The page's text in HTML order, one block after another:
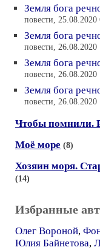
Земля бога
повести, 25.08.2020
Земля бога
повести, 26.08.2020
Земля бога
повести, 26.08.2020
Земля бога
повести, 26.08.2020
Чтобы помнили.
Моё море (8)
Хозяин моря.
(14)
Избранные
Олег Вороной,
Юлия Байнетова,